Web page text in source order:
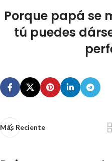
Porque papá se
tú puedes
Más Reciente